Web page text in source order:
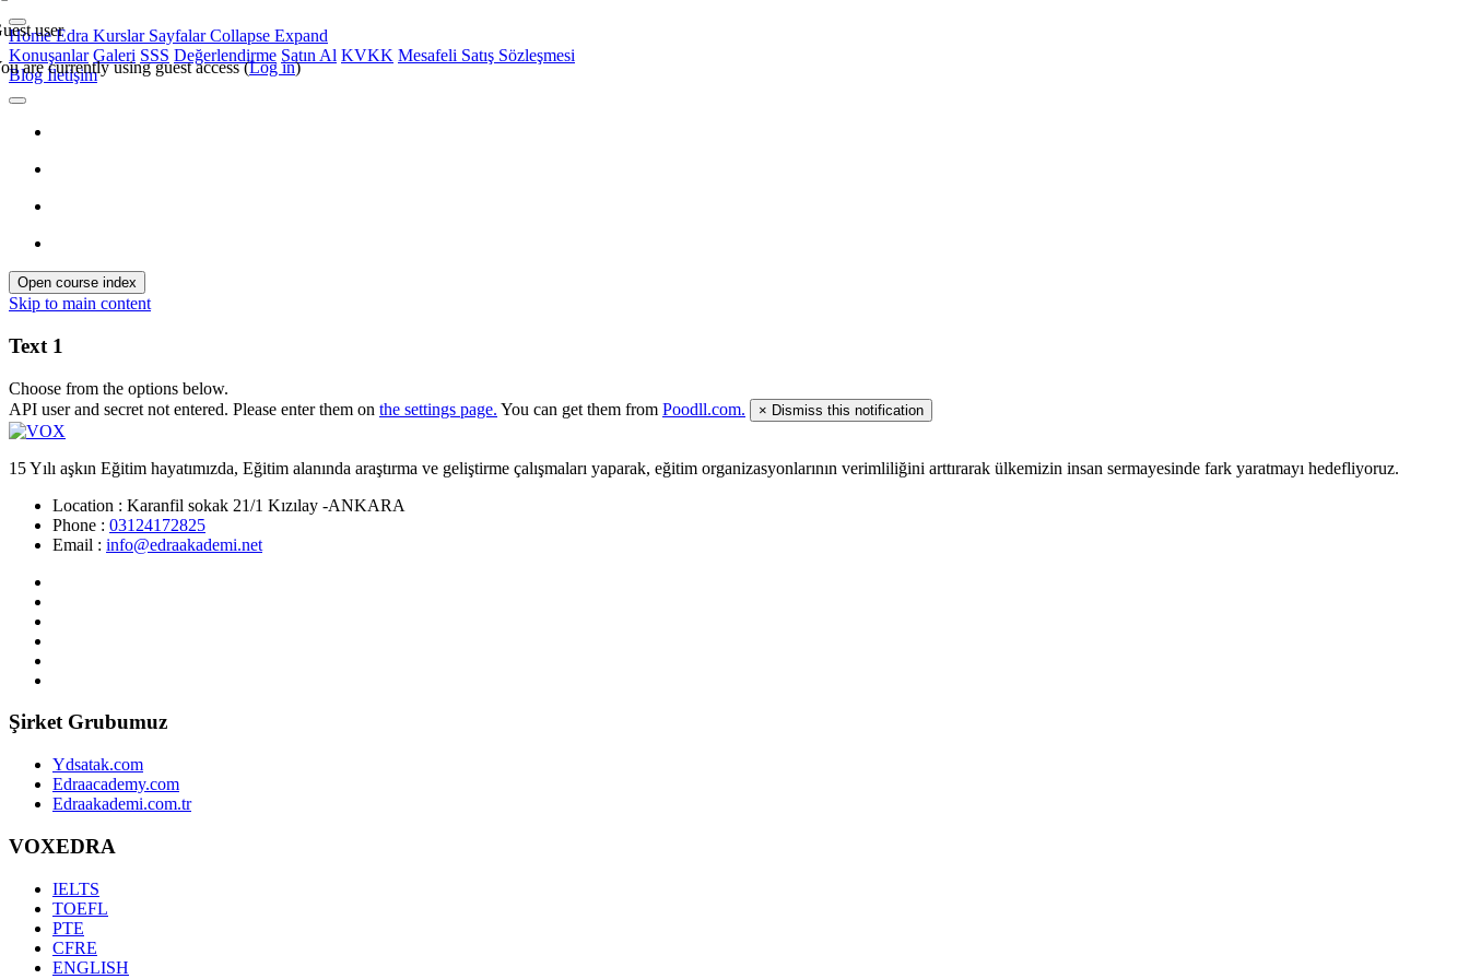
user
are currently using guest access (Log in)
HomeEdra Kurslar SayfalarCollapse Expand
Konuşanlar Galeri SSS Değerlendirme Satın Al KVKK Mesafeli Satış Sözleşmesi
Blogİletişim
Open course index
Skip to main content
Text 1
Choose from the options below.
API user and secret not entered. Please enter them on the settings page. You can get them from Poodll.com. × Dismiss this notification
15 Yılı aşkın Eğitim hayatımızda, Eğitim alanında araştırma ve geliştirme çalışmaları yaparak, eğitim organizasyonlarının verimliliğini arttırarak ülkemizin insan sermayesinde fark yaratmayı hedefliyoruz.
Location : Karanfil sokak 21/1 Kızılay -ANKARA
Phone : 03124172825
Email : info@edraakademi.net
Şirket Grubumuz
Ydsatak.com
Edraacademy.com
Edraakademi.com.tr
VOXEDRA
IELTS
TOEFL
PTE
CFRE
ENGLISH